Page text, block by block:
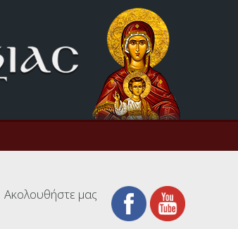
Ακολουθήστε μας